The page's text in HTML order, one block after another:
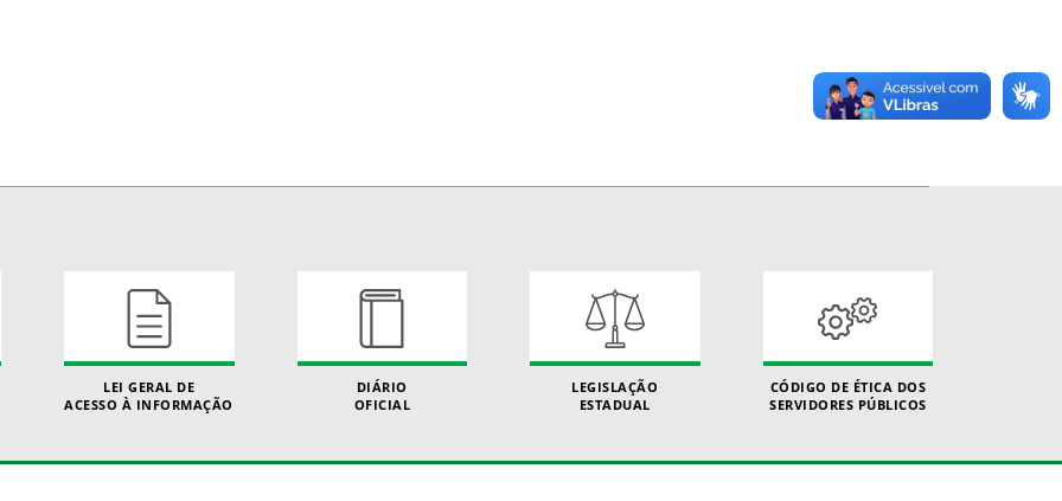
LEI GERAL DE
ACESSO À INFORMAÇÃO
DIÁRIO
OFICIAL
LEGISLAÇÃO
ESTADUAL
CÓDIGO DE ÉTICA DOS
SERVIDORES PÚBLICOS